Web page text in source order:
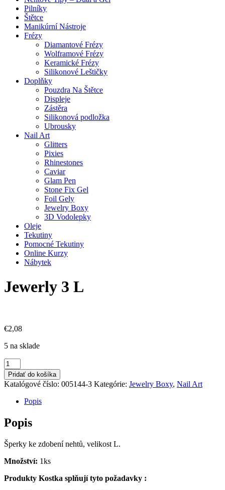
Pilníky
Štětce
Manikúrní Nástroje
Frézy
Diamantové Frézy
Wolframové Frézy
Keramické Frézy
Silikonové Leštičky
Doplňky
Pouzdra Na Štětce
Displeje
Zástěra
Silikonová podložka
Ubrousky
Nail Art
Glitters
Pixies
Rhinestones
Caviar
Glam Pen
Stone Fix Gel
Foil Gely
Jewelry Boxy
3D Vodolepky
Oleje
Tekutiny
Pomocné Tekutiny
Online Kurzy
Nábytek
Jewerly 3 L
€2,08
5 na sklade
množstvo
Jewerly
3
L
Pridať do košíka
Katalógové číslo: 005144-3 Kategórie: Jewelry Boxy, Nail Art
Popis
Popis
Šperky ke zdobení nehtů, velikost L.
Množství: 1ks
Produkty Kostka splňují tyto požadavky :